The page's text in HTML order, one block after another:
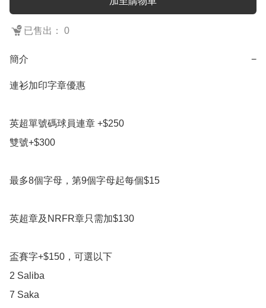
已售出： 0
簡介 −
連衫加印字章優惠
英超單號碼球員連章 +$250
雙號+$300
最多8個字母，第9個字母起每個$15
英超章及NRFR章只需加$130
盃賽字+$150，可選以下
2 Saliba
7 Saka